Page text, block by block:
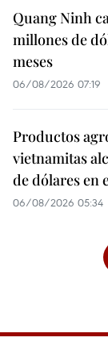
Quang Ninh
millones de
meses
06/08/2026 07:19
Productos
vietnamitas
de dólares en
06/08/2026 05:34